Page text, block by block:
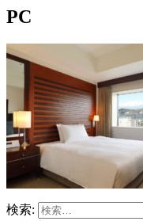
PC
検索: